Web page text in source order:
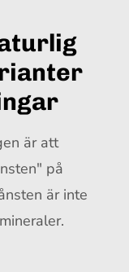
är att
på
är inte